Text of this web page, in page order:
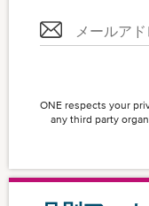
ONE respects your
any third party